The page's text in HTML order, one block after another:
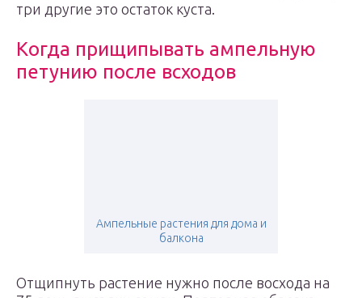
три другие это остаток куста.
Когда прищипывать ампельную
петунию после всходов
Ампельные растения для дома и
балкона
Отщипнуть растение нужно после восхода на